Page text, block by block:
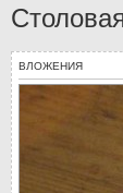
ВЛОЖЕНИЯ